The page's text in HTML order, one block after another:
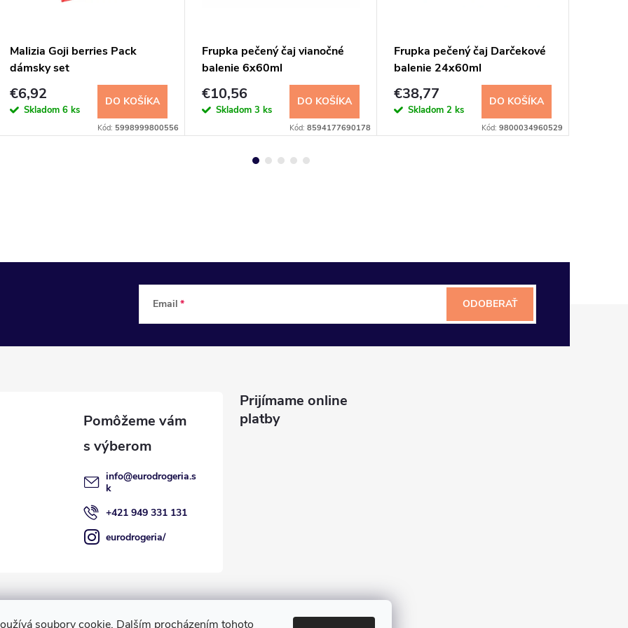
soubory cookie. Dalším procházením tohoto
Malizia Goji berries Pack
dámsky set
€6,92
Skladom 6 ks
DO KOŠÍKA
Kód: 5998999800556
Frupka pečený čaj vianočné
balenie 6x60ml
€10,56
Skladom 3 ks
DO KOŠÍKA
Kód: 8594177690178
Frupka pečený čaj Darčekové
balenie 24x60ml
€38,77
Skladom 2 ks
DO KOŠÍKA
Kód: 9800034960529
Email ODOBERAŤ
info@eurodrogeria.s
k
+421 949 331 131
eurodrogeria/
Prijímame online
platby